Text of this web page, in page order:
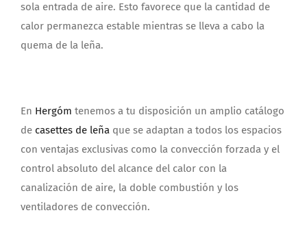
sola entrada de aire. Esto favorece que la cantidad de
calor permanezca estable mientras se lleva a cabo la
quema de la leña.
En Hergóm tenemos a tu disposición un amplio catálogo
de casettes de leña que se adaptan a todos los espacios
con ventajas exclusivas como la convección forzada y el
control absoluto del alcance del calor con la
canalización de aire, la doble combustión y los
ventiladores de convección.